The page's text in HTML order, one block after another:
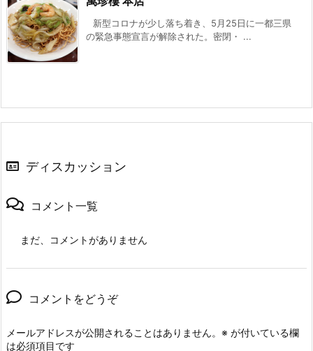
新型コロナが少し落ち着き、5月25日に一都三県
の緊急事態宣言が解除された。密閉・ ...
ディスカッション
コメント一覧
まだ、コメントがありません
コメントをどうぞ
メールアドレスが公開されることはありません。 ※ が付いている欄
は必須項目です